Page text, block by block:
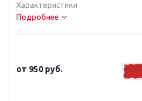
Характеристики
Подробнее
от 950 руб.